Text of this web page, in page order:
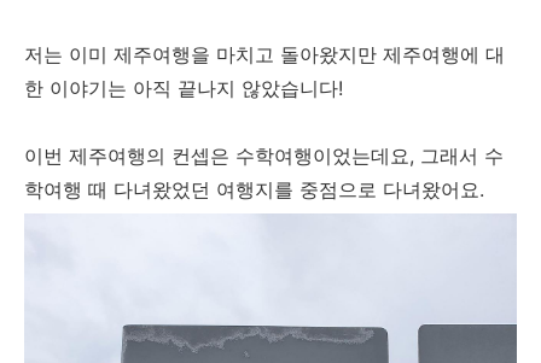
저는 이미 제주여행을 마치고 돌아왔지만 제주여행에 대
한 이야기는 아직 끝나지 않았습니다!
이번 제주여행의 컨셉은 수학여행이었는데요, 그래서 수
학여행 때 다녀왔었던 여행지를 중점으로 다녀왔어요.